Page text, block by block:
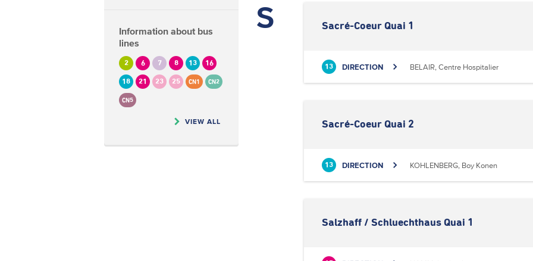
Information about bus
lines
2 6 7 8 13 16
18 21 23 25 CN1 CN2
CN5
VIEW ALL
S Sacré-Coeur Quai 1
13 DIRECTION BELAIR, Centre Hospitalier
Sacré-Coeur Quai 2
13 DIRECTION KOHLENBERG, Boy Konen
Salzhaff / Schluechthaus Quai 1